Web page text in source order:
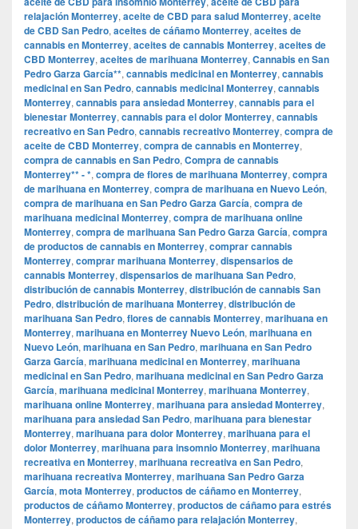
relajación Monterrey, aceite de CBD para salud Monterrey, aceite
de CBD San Pedro, aceites de cáñamo Monterrey, aceites de
cannabis en Monterrey, aceites de cannabis Monterrey, aceites de
CBD Monterrey, aceites de marihuana Monterrey, Cannabis en San
Pedro Garza García**, cannabis medicinal en Monterrey, cannabis
medicinal en San Pedro, cannabis medicinal Monterrey, cannabis
Monterrey, cannabis para ansiedad Monterrey, cannabis para el
bienestar Monterrey, cannabis para el dolor Monterrey, cannabis
recreativo en San Pedro, cannabis recreativo Monterrey, compra de
aceite de CBD Monterrey, compra de cannabis en Monterrey,
compra de cannabis en San Pedro, Compra de cannabis
Monterrey** - *, compra de flores de marihuana Monterrey, compra
de marihuana en Monterrey, compra de marihuana en Nuevo León,
compra de marihuana en San Pedro Garza García, compra de
marihuana medicinal Monterrey, compra de marihuana online
Monterrey, compra de marihuana San Pedro Garza García, compra
de productos de cannabis en Monterrey, comprar cannabis
Monterrey, comprar marihuana Monterrey, dispensarios de
cannabis Monterrey, dispensarios de marihuana San Pedro,
distribución de cannabis Monterrey, distribución de cannabis San
Pedro, distribución de marihuana Monterrey, distribución de
marihuana San Pedro, flores de cannabis Monterrey, marihuana en
Monterrey, marihuana en Monterrey Nuevo León, marihuana en
Nuevo León, marihuana en San Pedro, marihuana en San Pedro
Garza García, marihuana medicinal en Monterrey, marihuana
medicinal en San Pedro, marihuana medicinal en San Pedro Garza
García, marihuana medicinal Monterrey, marihuana Monterrey,
marihuana online Monterrey, marihuana para ansiedad Monterrey,
marihuana para ansiedad San Pedro, marihuana para bienestar
Monterrey, marihuana para dolor Monterrey, marihuana para el
dolor Monterrey, marihuana para insomnio Monterrey, marihuana
recreativa en Monterrey, marihuana recreativa en San Pedro,
marihuana recreativa Monterrey, marihuana San Pedro Garza
García, mota Monterrey, productos de cáñamo en Monterrey,
productos de cáñamo Monterrey, productos de cáñamo para estrés
Monterrey, productos de cáñamo para relajación Monterrey,